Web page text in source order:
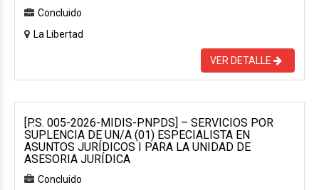
Concluido
La Libertad
VER DETALLE
[P.S. 005-2026-MIDIS-PNPDS] – SERVICIOS POR
SUPLENCIA DE UN/A (01) ESPECIALISTA EN
ASUNTOS JURÍDICOS I PARA LA UNIDAD DE
ASESORIA JURÍDICA
Concluido